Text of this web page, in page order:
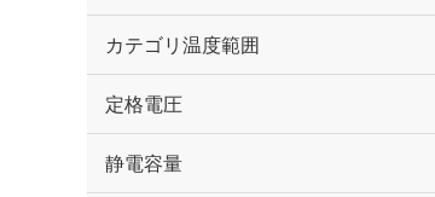
カテゴリ温度範囲
定格電圧
静電容量